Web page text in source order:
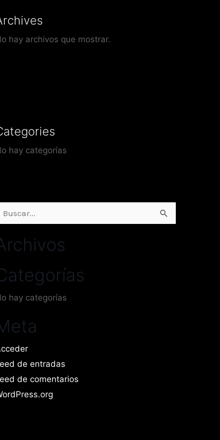
hay archivos que mostrar.
hay categorías
Buscar
hay categorías
de entradas
de comentarios